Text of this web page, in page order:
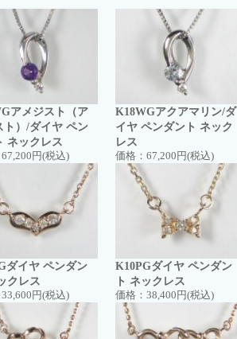
アメジスト（ア
ト）/ダイヤ ペン
ネックレス
67,200円(税込)
K18WGアクアマリン/ダ
イヤ ペンダント ネック
レス
価格： 67,200円(税込)
ダイヤ ペンダン
クレス
33,600円(税込)
K10PGダイヤ ペンダン
ト ネックレス
価格： 38,400円(税込)